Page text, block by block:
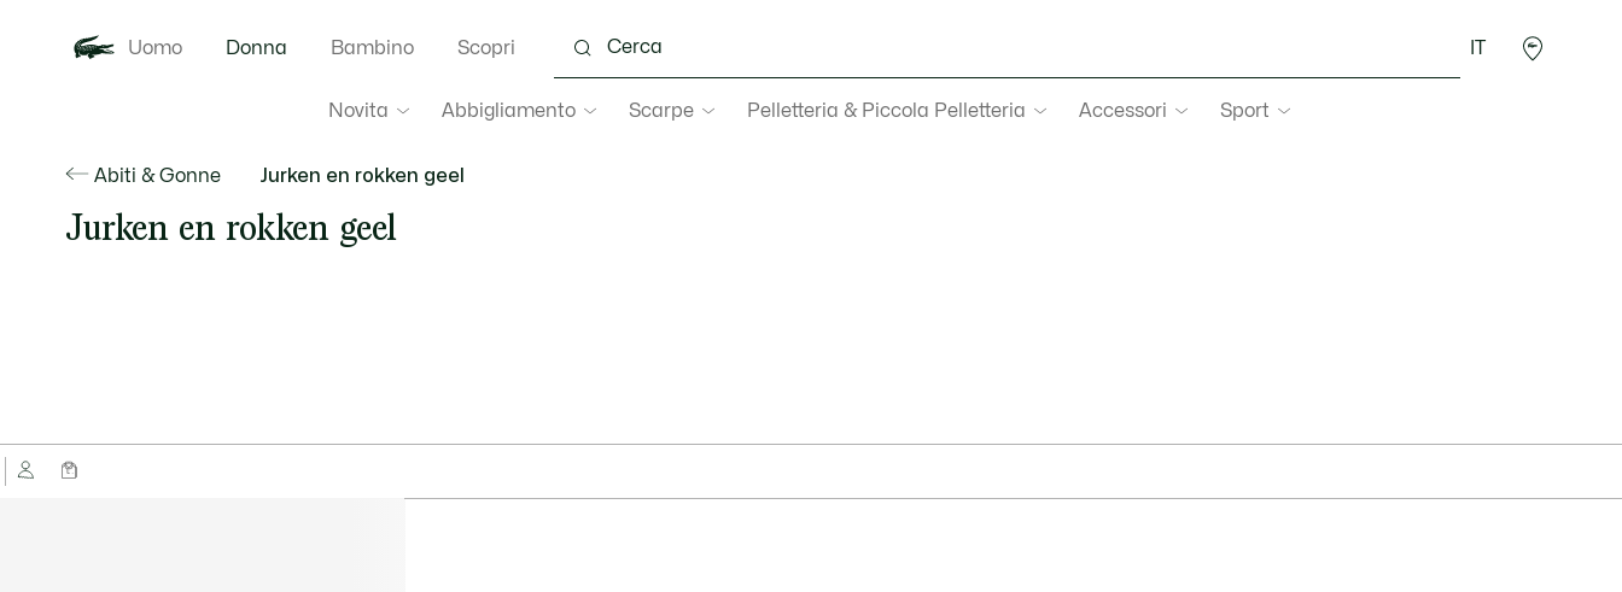
Uomo Donna
Novita Abbigliamento Scarpe Pelletteria & Piccola Pelletteria Accessori Sport
Bambino Scopri IT
Abiti & Gonne Jurken en rokken geel
Jurken en rokken geel